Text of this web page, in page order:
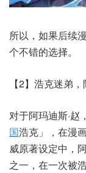
所以，如果后续
个不错的选择。
【2】浩克迷弟，
对于阿玛迪斯·赵
国浩克」，在漫
威原著设定中，
之一，在一次被